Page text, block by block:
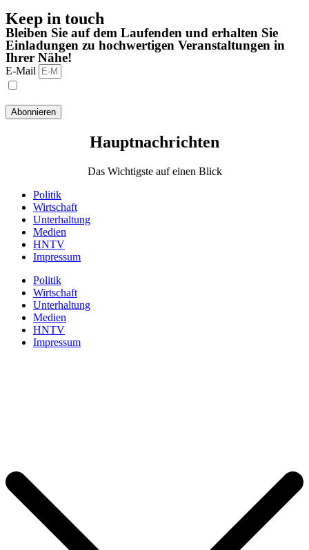
Keep in touch
Bleiben Sie auf dem Laufenden und erhalten Sie
Einladungen zu hochwertigen Veranstaltungen in
Ihrer Nähe!
E-Mail
Abonnieren
Hauptnachrichten​
Das Wichtigste auf einen Blick
Politik
Wirtschaft
Unterhaltung
Medien
HNTV
Impressum
Politik
Wirtschaft
Unterhaltung
Medien
HNTV
Impressum